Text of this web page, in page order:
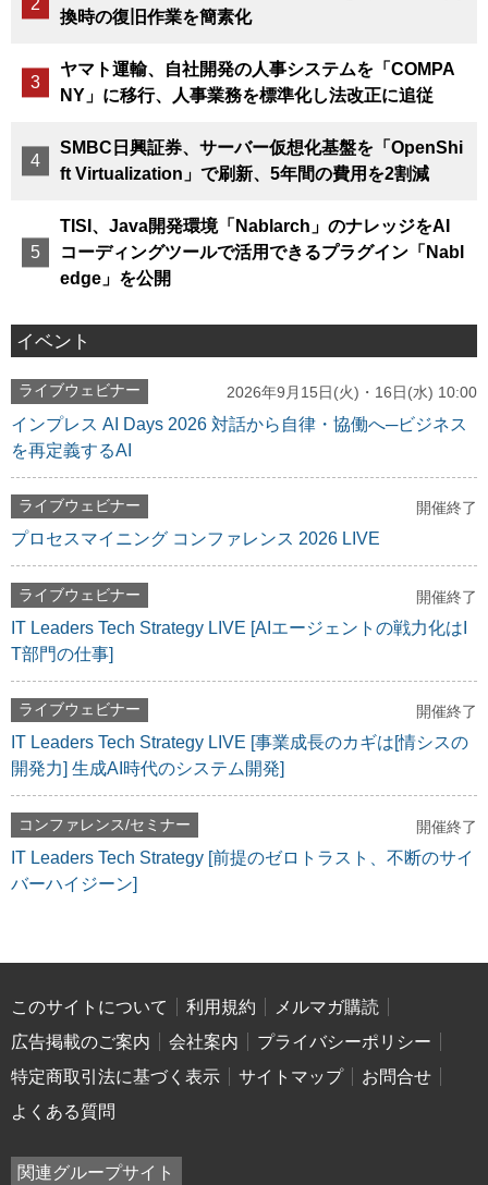
換時の復旧作業を簡素化
ヤマト運輸、自社開発の人事システムを「COMPA
NY」に移行、人事業務を標準化し法改正に追従
SMBC日興証券、サーバー仮想化基盤を「OpenShi
ft Virtualization」で刷新、5年間の費用を2割減
TISI、Java開発環境「Nablarch」のナレッジをAI
コーディングツールで活用できるプラグイン「Nabl
edge」を公開
イベント
ライブウェビナー 2026年9月15日(火)・16日(水) 10:00
インプレス AI Days 2026 対話から自律・協働へ─ビジネス
を再定義するAI
ライブウェビナー 開催終了
プロセスマイニング コンファレンス 2026 LIVE
ライブウェビナー 開催終了
IT Leaders Tech Strategy LIVE [AIエージェントの戦力化はI
T部門の仕事]
ライブウェビナー 開催終了
IT Leaders Tech Strategy LIVE [事業成長のカギは[情シスの
開発力] 生成AI時代のシステム開発]
コンファレンス/セミナー 開催終了
IT Leaders Tech Strategy [前提のゼロトラスト、不断のサイ
バーハイジーン]
このサイトについて 利用規約
メルマガ購読
広告掲載のご案内
会社案内
プライバシーポリシー
特定商取引法に基づく表示
サイトマップ
お問合せ
よくある質問
関連グループサイト